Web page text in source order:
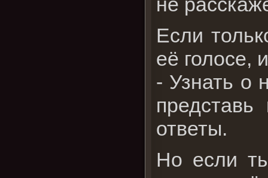
Если
её голосе,
- Узнать о
ответы.
Но если